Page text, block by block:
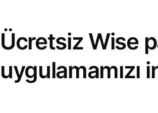
Ücretsiz Wise
uygulamamızı